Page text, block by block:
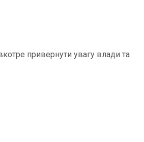
привернути увагу влади та